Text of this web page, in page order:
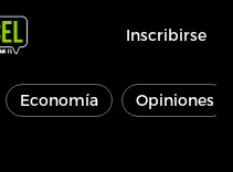
Inscribirse
Economía Opiniones